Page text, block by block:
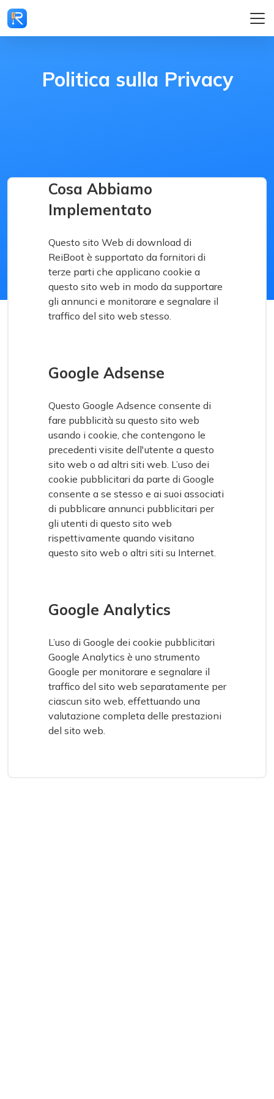
Politica sulla Privacy
Cosa Abbiamo
Implementato
Questo sito Web di download di
ReiBoot è supportato da fornitori di
terze parti che applicano cookie a
questo sito web in modo da supportare
gli annunci e monitorare e segnalare il
traffico del sito web stesso.
Google Adsense
Questo Google Adsence consente di
fare pubblicità su questo sito web
usando i cookie, che contengono le
precedenti visite dell'utente a questo
sito web o ad altri siti web. L’uso dei
cookie pubblicitari da parte di Google
consente a se stesso e ai suoi associati
di pubblicare annunci pubblicitari per
gli utenti di questo sito web
rispettivamente quando visitano
questo sito web o altri siti su Internet.
Google Analytics
L’uso di Google dei cookie pubblicitari
Google Analytics è uno strumento
Google per monitorare e segnalare il
traffico del sito web separatamente per
ciascun sito web, effettuando una
valutazione completa delle prestazioni
del sito web.